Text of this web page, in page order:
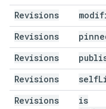
Revisions
Revisions
Revisions
Revisions self
Revisions
is